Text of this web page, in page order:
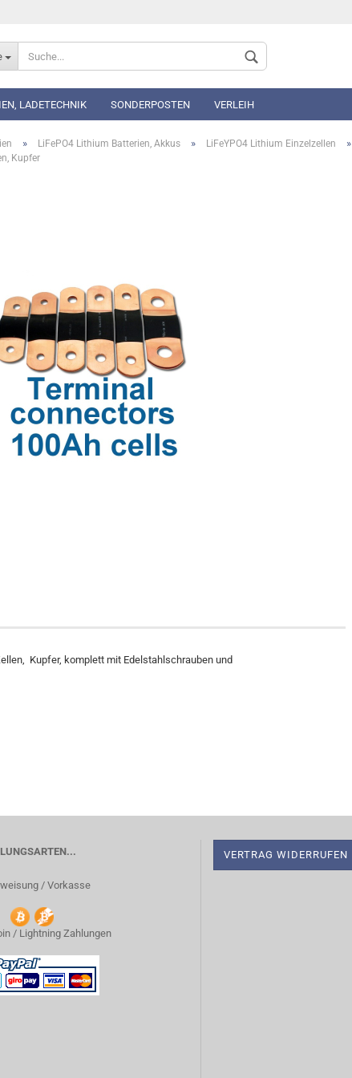
LADETECHNIK SONDERPOSTEN VERLEIH
» LiFePO4 Lithium Batterien, Akkus » LiFeYPO4 Lithium Einzelzellen »
Kupfer
Kupfer, komplett mit Edelstahlschrauben und
/ Vorkasse
/ Lightning Zahlungen
VERTRAG WIDERRUFEN